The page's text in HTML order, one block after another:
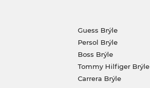
Guess Brýle
Persol Brýle
Boss Brýle
Tommy Hilfiger Brýle
Carrera Brýle